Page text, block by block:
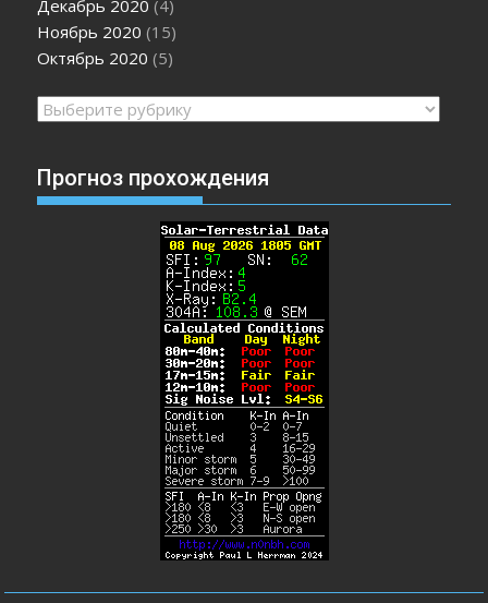
Декабрь 2020 (4)
Ноябрь 2020 (15)
Октябрь 2020 (5)
Рубрики
Прогноз прохождения